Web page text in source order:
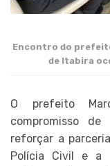
Encontro do
de Itabira
O prefeito
compromisso
reforçar a
Polícia Civil e a